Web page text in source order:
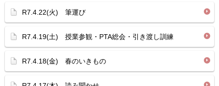
R7.4.22(火) 筆運び
R7.4.19(土) 授業参観・PTA総会・引き渡し訓練
R7.4.18(金) 春のいきもの